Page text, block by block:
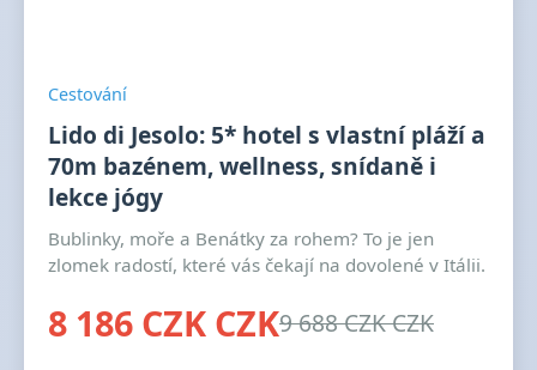
Cestování
Lido di Jesolo: 5* hotel s vlastní pláží a
70m bazénem, wellness, snídaně i
lekce jógy
Bublinky, moře a Benátky za rohem? To je jen
zlomek radostí, které vás čekají na dovolené v Itálii.
8 186 CZK CZK9 688 CZK CZK